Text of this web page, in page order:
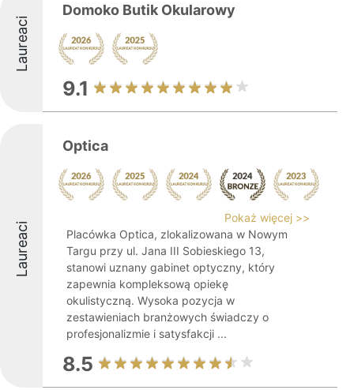
Laureaci
Domoko Butik Okularowy
9.1
Laureaci
Optica
Pokaż więcej >>
Placówka Optica, zlokalizowana w Nowym
Targu przy ul. Jana III Sobieskiego 13,
stanowi uznany gabinet optyczny, który
zapewnia kompleksową opiekę
okulistyczną. Wysoka pozycja w
zestawieniach branżowych świadczy o
profesjonalizmie i satysfakcji ...
8.5